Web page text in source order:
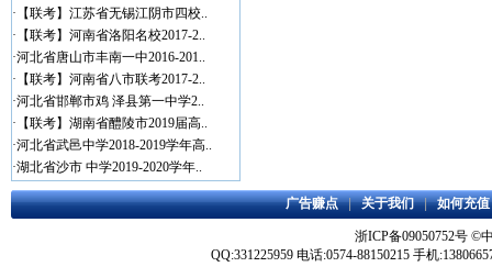
· 【联考】江苏省无锡江阴市四校..
· 【联考】河南省洛阳名校2017-2..
·河北省唐山市丰南一中2016-201..
· 【联考】河南省八市联考2017-2..
·河北省邯郸市鸡 泽县第一中学2..
· 【联考】湖南省醴陵市2019届高..
·河北省武邑中学2018-2019学年高..
·湖北省沙市 中学2019-2020学年..
广告赚点|关于我们|如何充值
浙ICP备09050752号 ©
QQ:331225959 电话:0574-88150215 手机